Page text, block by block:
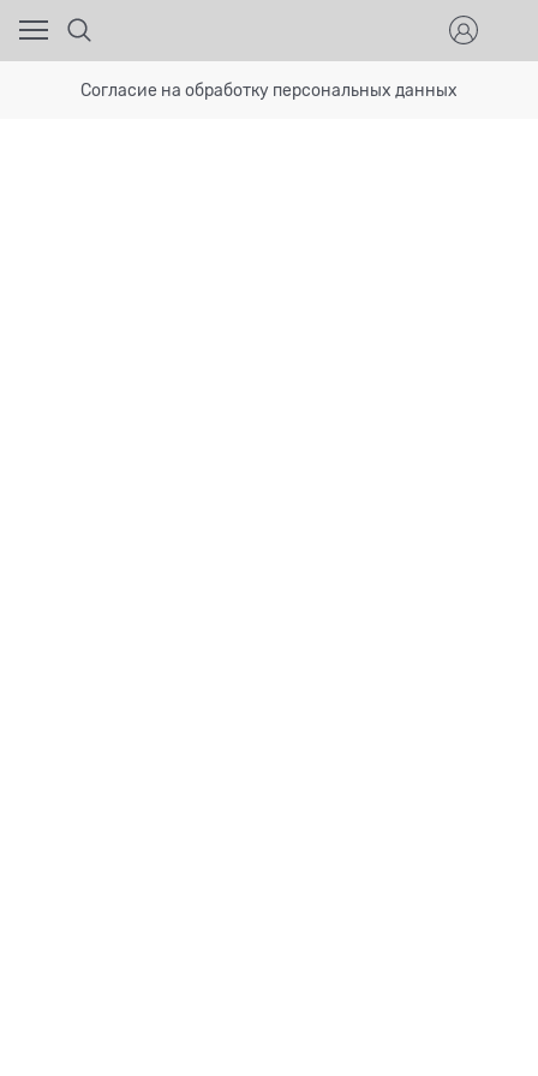
Согласие на обработку персональных данных